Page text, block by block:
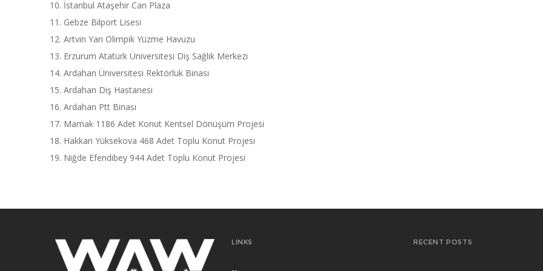
İstanbul Ataşehir Can Plaza
Gebze Bilport Lisesi
Artvin Yarı Olimpik Yüzme Havuzu
Erzurum Atatürk Üniversitesi Diş Sağlık Merkezi
Ardahan Üniversitesi Rektörlük Binası
Ardahan Diş Hastanesi
Ardahan Ptt Binası
Mamak 1186 Adet Konut Kentsel Dönüşüm Projesi
Hakkari Yüksekova 468 Adet Toplu Konut Projesi
Niğde Efendibey 944 Adet Toplu Konut Projesi
LINKS RECENT POSTS